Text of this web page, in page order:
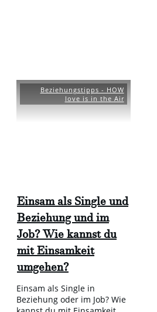
Beziehungstipps - HOW
love is in the Air
Einsam als Single und
Beziehung und im
Job? Wie kannst du
mit Einsamkeit
umgehen?
Einsam als Single in
Beziehung oder im Job? Wie